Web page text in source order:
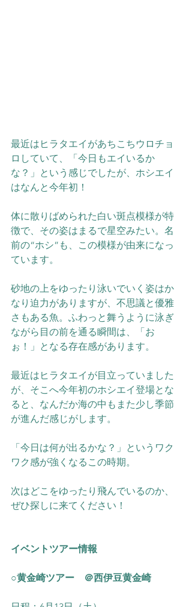
最近はヒラタエイがあちこちウロチョ
ロしていて、「今日もエイいるか
な？」という感じでしたが、ホシエイ
はなんと今年初！
体に散りばめられた白い斑点模様が特
徴で、その姿はまるで星空みたい。名
前の“ホシ”も、この模様が由来になっ
ています。
砂地の上をゆったり泳いでいく姿はか
なり迫力がありますが、不思議と優雅
さもある魚。ふわっと舞うように泳ぎ
ながら目の前を通る瞬間は、「お
ぉ！」となる存在感があります。
最近はヒラタエイが目立っていました
が、そこへ今年初のホシエイ登場とな
ると、なんだか海の中もまた少し季節
が進んだ感じがします。
「今日は何が出るかな？」というワク
ワク感が強くなるこの時期。
次はどこをゆったり飛んでいるのか、
ぜひ探しに来てください！
イベントツアー情報
○黄金崎ツアー　＠西伊豆黄金崎